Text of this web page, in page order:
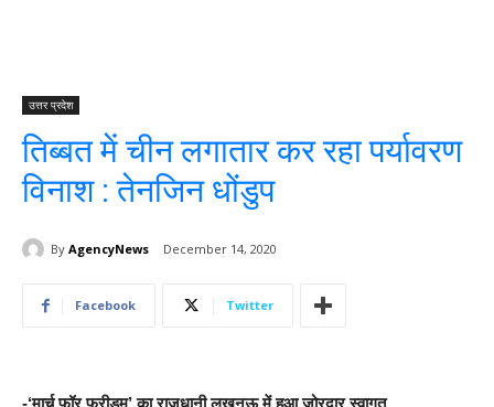
उत्तर प्रदेश
तिब्बत में चीन लगातार कर रहा पर्यावरण
विनाश : तेनजिन धोंडुप
By AgencyNews December 14, 2020
Facebook Twitter